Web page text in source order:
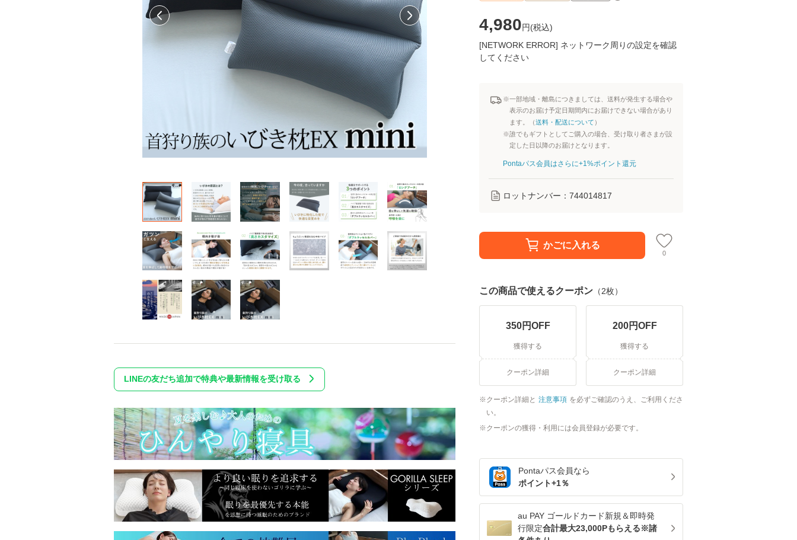
4,980円(税込)
[NETWORK ERROR] ネットワーク周りの設定を確認
してください
※一部地域・離島につきましては、送料が発生する場合や
表示のお届け予定日期間内にお届けできない場合があり
ます。（送料・配送について ）
※誰でもギフトとしてご購入の場合、受け取り者さまが設
定した日以降のお届けとなります。
Pontaパス会員はさらに+1%ポイント還元
ロットナンバー： 744014817
かごに入れる
0
この商品で使えるクーポン （2枚）
350円OFF
獲得する
クーポン詳細
200円OFF
獲得する
クーポン詳細
クーポン詳細と 注意事項 を必ずご確認のうえ、ご利用くださ
い。
クーポンの獲得・利用には会員登録が必要です。
Pontaパス会員なら
ポイント+1％
au PAY ゴールドカード新規＆即時発
行限定合計最大23,000Pもらえる※諸
LINEの友だち追加で特典や最新情報を受け取る